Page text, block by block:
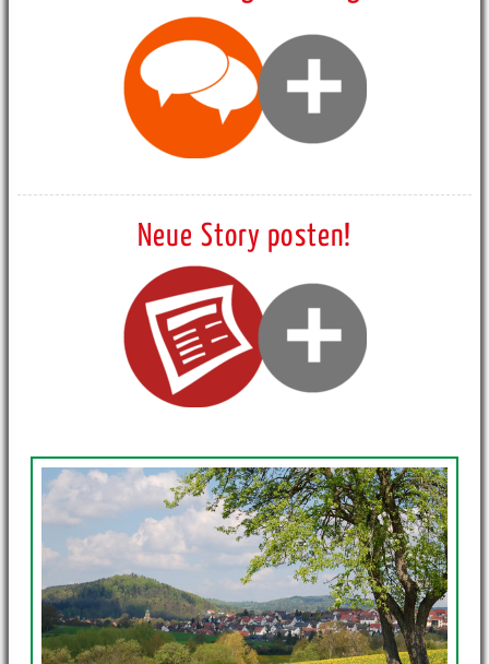
Neue Story posten!